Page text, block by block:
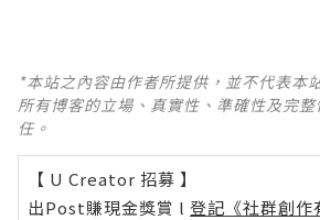
*本站之內容由作者所提供，並不代表本
所有博客的立場、真實性、準確性及完
任。
【 U Creator 招募 】
出Post賺現金獎賞 l 登記《社群創作